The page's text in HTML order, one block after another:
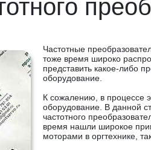
Частотные
тоже время широко
представить какое-либо
оборудование.
К сожалению, в процессе
оборудование. В данной
частотного
время нашли широкое
моторами в оргтехнике,